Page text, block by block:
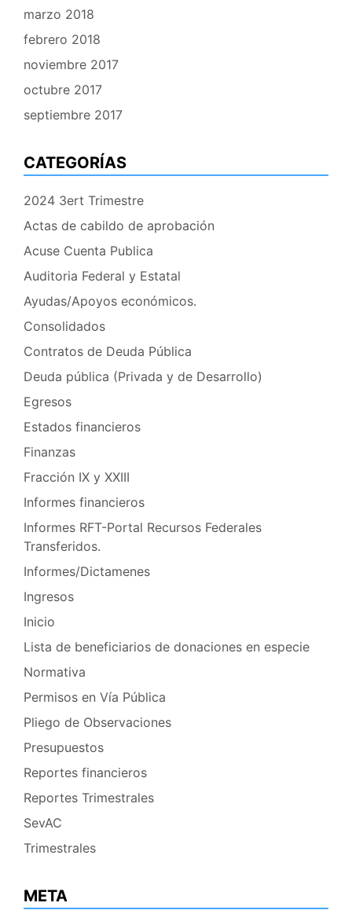
marzo 2018
febrero 2018
noviembre 2017
octubre 2017
septiembre 2017
CATEGORÍAS
2024 3ert Trimestre
Actas de cabildo de aprobación
Acuse Cuenta Publica
Auditoria Federal y Estatal
Ayudas/Apoyos económicos.
Consolidados
Contratos de Deuda Pública
Deuda pública (Privada y de Desarrollo)
Egresos
Estados financieros
Finanzas
Fracción IX y XXIII
Informes financieros
Informes RFT-Portal Recursos Federales
Transferidos.
Informes/Dictamenes
Ingresos
Inicio
Lista de beneficiarios de donaciones en especie
Normativa
Permisos en Vía Pública
Pliego de Observaciones
Presupuestos
Reportes financieros
Reportes Trimestrales
SevAC
Trimestrales
META